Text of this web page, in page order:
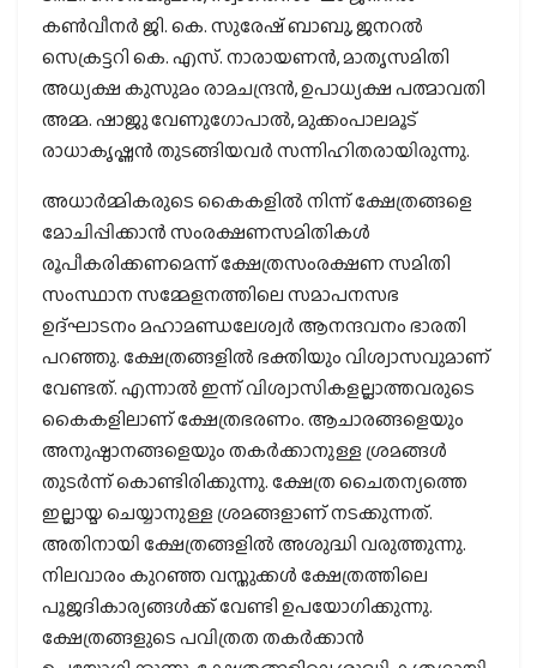
കണ്‍വീനര്‍ ജി. കെ. സുരേഷ് ബാബു, ജനറല്‍
സെക്രട്ടറി കെ. എസ്. നാരായണന്‍, മാതൃസമിതി
അധ്യക്ഷ കുസുമം രാമചന്ദ്രന്‍, ഉപാധ്യക്ഷ പത്മാവതി
അമ്മ. ഷാജു വേണുഗോപാല്‍, മുക്കംപാലമൂട്
രാധാകൃഷ്ണന്‍ തുടങ്ങിയവര്‍ സന്നിഹിതരായിരുന്നു.
അധാര്‍മ്മികരുടെ കൈകളില്‍ നിന്ന് ക്ഷേത്രങ്ങളെ
മോചിപ്പിക്കാന്‍ സംരക്ഷണസമിതികള്‍
രൂപീകരിക്കണമെന്ന് ക്ഷേത്രസംരക്ഷണ സമിതി
സംസ്ഥാന സമ്മേളനത്തിലെ സമാപനസഭ
ഉദ്ഘാടനം മഹാമണ്ഡലേശ്വര്‍ ആനന്ദവനം ഭാരതി
പറഞ്ഞു. ക്ഷേത്രങ്ങളില്‍ ഭക്തിയും വിശ്വാസവുമാണ്
വേണ്ടത്. എന്നാല്‍ ഇന്ന് വിശ്വാസികളല്ലാത്തവരുടെ
കൈകളിലാണ് ക്ഷേത്രഭരണം. ആചാരങ്ങളെയും
അനുഷ്ഠാനങ്ങളെയും തകര്‍ക്കാനുള്ള ശ്രമങ്ങള്‍
തുടര്‍ന്ന് കൊണ്ടിരിക്കുന്നു. ക്ഷേത്ര ചൈതന്യത്തെ
ഇല്ലായ്മ ചെയ്യാനുള്ള ശ്രമങ്ങളാണ് നടക്കുന്നത്.
അതിനായി ക്ഷേത്രങ്ങളില്‍ അശുദ്ധി വരുത്തുന്നു.
നിലവാരം കുറഞ്ഞ വസ്തുക്കള്‍ ക്ഷേത്രത്തിലെ
പൂജദികാര്യങ്ങള്‍ക്ക് വേണ്ടി ഉപയോഗിക്കുന്നു.
ക്ഷേത്രങ്ങളുടെ പവിത്രത തകര്‍ക്കാന്‍